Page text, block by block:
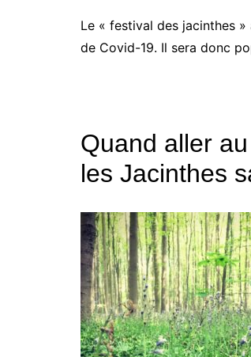
Le « festival des jacinthes
de Covid-19. Il sera donc
Quand aller
les Jacinthes